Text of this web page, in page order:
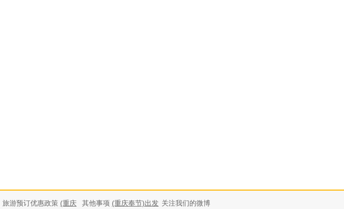
旅游预订优惠政策 (重庆
其他事项 (重庆奉节)出发 关注我们的微博